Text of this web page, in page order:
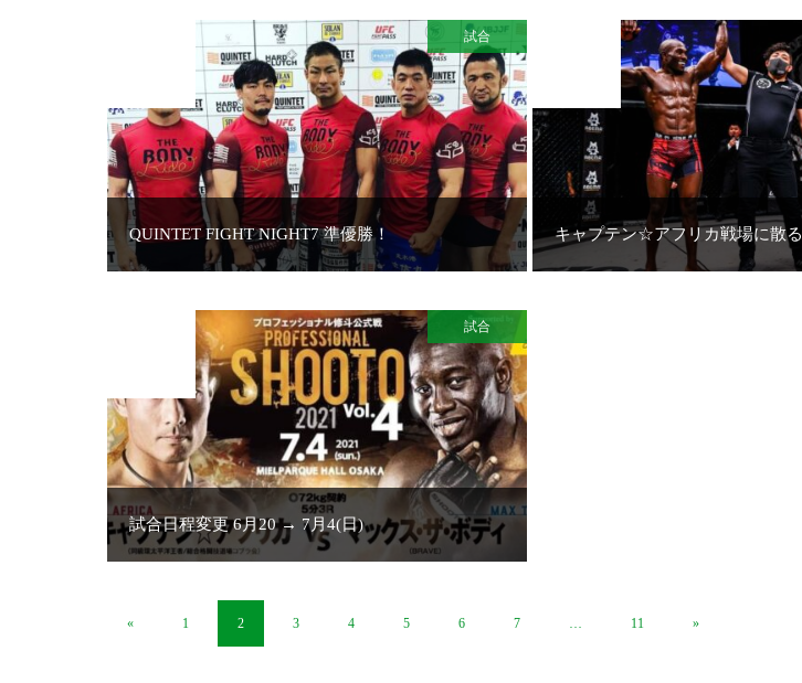
QUINTET FIGHT NIGHT7 準優勝！
試合
キャプテン☆アフリカ戦場に散る
試合日程変更 6月20 → 7月4(日)
試合
« 1 2 3 4 5 6 7 … 11 »